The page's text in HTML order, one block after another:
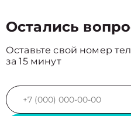
Остались
Оставьте свой номер
за 15 минут